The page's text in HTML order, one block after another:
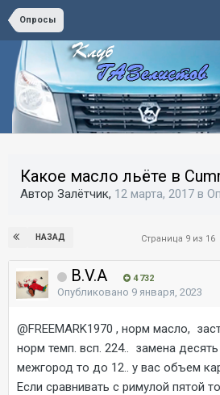
Опросы
Какое масло льёте в
Автор Залётчик, 12 марта, 2017 в
НАЗАД Страница 9 из 16
B.V.A 4 732
Опубликовано 9 января, 2023
@FREEMARK1970 , норм масло,
норм темп. всп. 224.. замена
межгород то до 12.. у вас объем
Если сравнивать с римулой пятой